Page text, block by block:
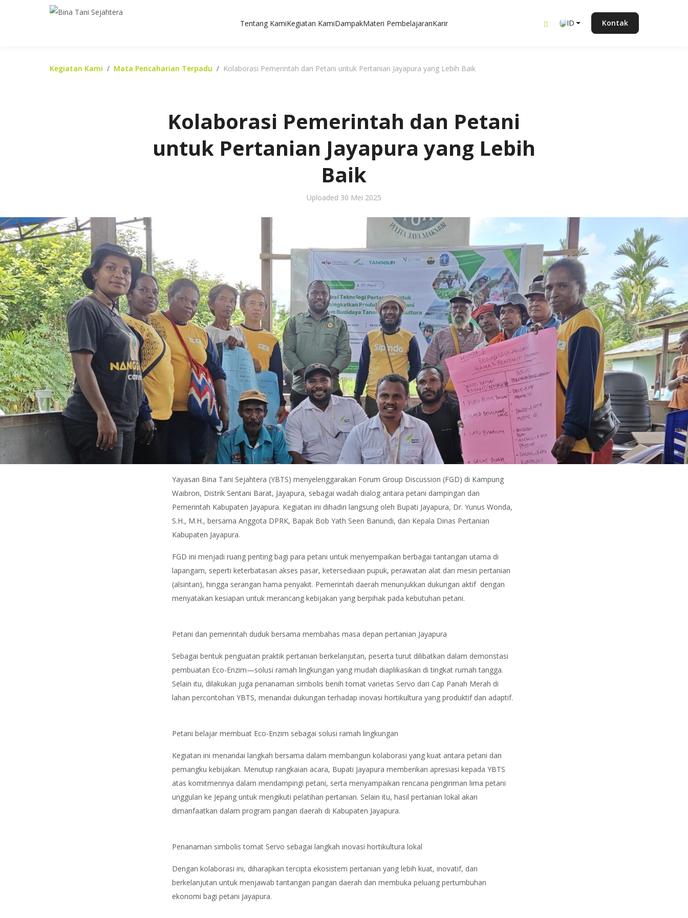
Tentang KamiKegiatan KamiDampakMateri PembelajaranKarir ID Kontak
Kegiatan Kami Mata Pencaharian Terpadu Kolaborasi Pemerintah dan Petani untuk Pertanian Jayapura yang Lebih Baik
Kolaborasi Pemerintah dan Petani
untuk Pertanian Jayapura yang Lebih
Baik
Uploaded 30 Mei 2025
Yayasan Bina Tani Sejahtera (YBTS) menyelenggarakan Forum Group Discussion (FGD) di Kampung
Waibron, Distrik Sentani Barat, Jayapura, sebagai wadah dialog antara petani dampingan dan
Pemerintah Kabupaten Jayapura. Kegiatan ini dihadiri langsung oleh Bupati Jayapura, Dr. Yunus Wonda,
S.H., M.H., bersama Anggota DPRK, Bapak Bob Yath Seen Banundi, dan Kepala Dinas Pertanian
Kabupaten Jayapura.
FGD ini menjadi ruang penting bagi para petani untuk menyempaikan berbagai tantangan utama di
lapangam, seperti keterbatasan akses pasar, ketersediaan pupuk, perawatan alat dan mesin pertanian
(alsintan), hingga serangan hama penyakit. Pemerintah daerah menunjukkan dukungan aktif dengan
menyatakan kesiapan untuk merancang kebijakan yang berpihak pada kebutuhan petani.
Petani dan pemerintah duduk bersama membahas masa depan pertanian Jayapura
Sebagai bentuk penguatan praktik pertanian berkelanjutan, peserta turut dilibatkan dalam demonstasi
pembuatan Eco-Enzim—solusi ramah lingkungan yang mudah diaplikasikan di tingkat rumah tangga.
Selain itu, dilakukan juga penanaman simbolis benih tomat varietas Servo dari Cap Panah Merah di
lahan percontohan YBTS, menandai dukungan terhadap inovasi hortikultura yang produktif dan adaptif.
Petani belajar membuat Eco-Enzim sebagai solusi ramah lingkungan
Kegiatan ini menandai langkah bersama dalam membangun kolaborasi yang kuat antara petani dan
pemangku kebijakan. Menutup rangkaian acara, Bupati Jayapura memberikan apresiasi kepada YBTS
atas komitmennya dalam mendampingi petani, serta menyampaikan rencana pengiriman lima petani
unggulan ke Jepang untuk mengikuti pelatihan pertanian. Selain itu, hasil pertanian lokal akan
dimanfaatkan dalam program pangan daerah di Kabupaten Jayapura.
Penanaman simbolis tomat Servo sebagai langkah inovasi hortikultura lokal
Dengan kolaborasi ini, diharapkan tercipta ekosistem pertanian yang lebih kuat, inovatif, dan
berkelanjutan untuk menjawab tantangan pangan daerah dan membuka peluang pertumbuhan
ekonomi bagi petani Jayapura.